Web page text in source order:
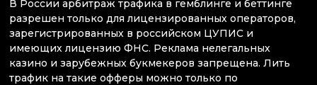
В России арбитраж трафика в гемблинге и беттинге
разрешен только для лицензированных операторов,
зарегистрированных в российском ЦУПИС и
имеющих лицензию ФНС. Реклама нелегальных
казино и зарубежных букмекеров запрещена. Лить
трафик на такие офферы можно только по